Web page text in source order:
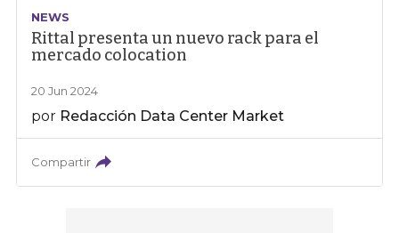
NEWS
Rittal presenta un nuevo rack para el
mercado colocation
20 Jun 2024
por Redacción Data Center Market
Compartir